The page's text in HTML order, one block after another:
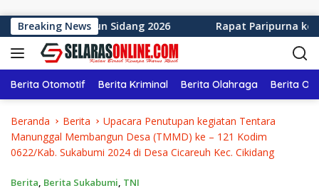
Breaking News
Tahun Sidang 2026 Rapat Paripurna ke-12 DPRD
Berita Otomotif Berita Kriminal Berita Olahraga Berita
Beranda Berita
Upacara Penutupan kegiatan Tentara
Manunggal Membangun Desa (TMMD) ke – 121 Kodim
0622/Kab. Sukabumi 2024 di Desa Cicareuh Kec. Cikidang
Berita, Berita Sukabumi, TNI